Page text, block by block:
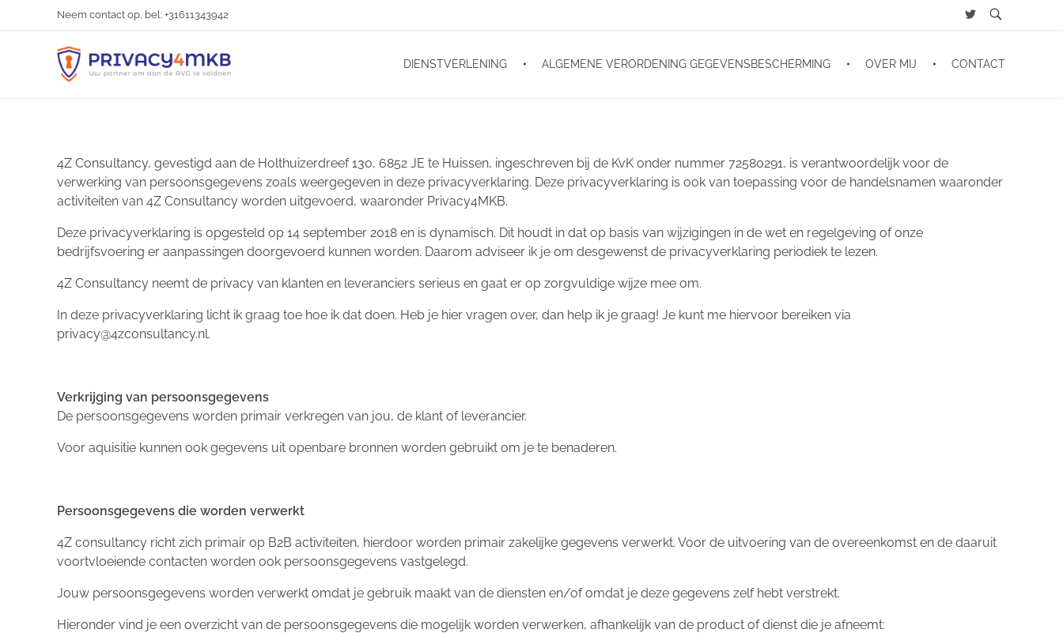
Neem contact op, bel: +31611343942
DIENSTVERLENING ALGEMENE VERORDENING GEGEVENSBESCHERMING OVER MIJ CONTACT
4Z Consultancy, gevestigd aan de Holthuizerdreef 130, 6852 JE te Huissen, ingeschreven bij de KvK onder nummer 72580291, is verantwoordelijk voor de
verwerking van persoonsgegevens zoals weergegeven in deze privacyverklaring. Deze privacyverklaring is ook van toepassing voor de handelsnamen waaronder
activiteiten van 4Z Consultancy worden uitgevoerd, waaronder Privacy4MKB.
Deze privacyverklaring is opgesteld op 14 september 2018 en is dynamisch. Dit houdt in dat op basis van wijzigingen in de wet en regelgeving of onze
bedrijfsvoering er aanpassingen doorgevoerd kunnen worden. Daarom adviseer ik je om desgewenst de privacyverklaring periodiek te lezen.
4Z Consultancy neemt de privacy van klanten en leveranciers serieus en gaat er op zorgvuldige wijze mee om.
In deze privacyverklaring licht ik graag toe hoe ik dat doen. Heb je hier vragen over, dan help ik je graag! Je kunt me hiervoor bereiken via
privacy@4zconsultancy.nl.
Verkrijging van persoonsgegevens
De persoonsgegevens worden primair verkregen van jou, de klant of leverancier.
Voor aquisitie kunnen ook gegevens uit openbare bronnen worden gebruikt om je te benaderen.
Persoonsgegevens die worden verwerkt
4Z consultancy richt zich primair op B2B activiteiten, hierdoor worden primair zakelijke gegevens verwerkt. Voor de uitvoering van de overeenkomst en de daaruit
voortvloeiende contacten worden ook persoonsgegevens vastgelegd.
Jouw persoonsgegevens worden verwerkt omdat je gebruik maakt van de diensten en/of omdat je deze gegevens zelf hebt verstrekt.
Hieronder vind je een overzicht van de persoonsgegevens die mogelijk worden verwerken, afhankelijk van de product of dienst die je afneemt: